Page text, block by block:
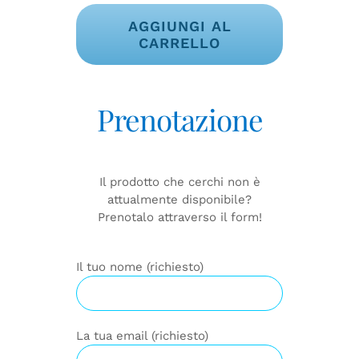
AGGIUNGI AL
CARRELLO
Prenotazione
Il prodotto che cerchi non è
attualmente disponibile?
Prenotalo attraverso il form!
Il tuo nome (richiesto)
La tua email (richiesto)